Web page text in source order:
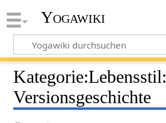
Yogawiki
Kategorie:Lebensstil:
Versionsgeschichte